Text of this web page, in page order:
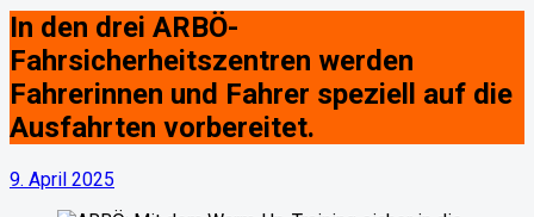
In den drei ARBÖ-
Fahrsicherheitszentren werden
Fahrerinnen und Fahrer speziell auf die
Ausfahrten vorbereitet.
9. April 2025